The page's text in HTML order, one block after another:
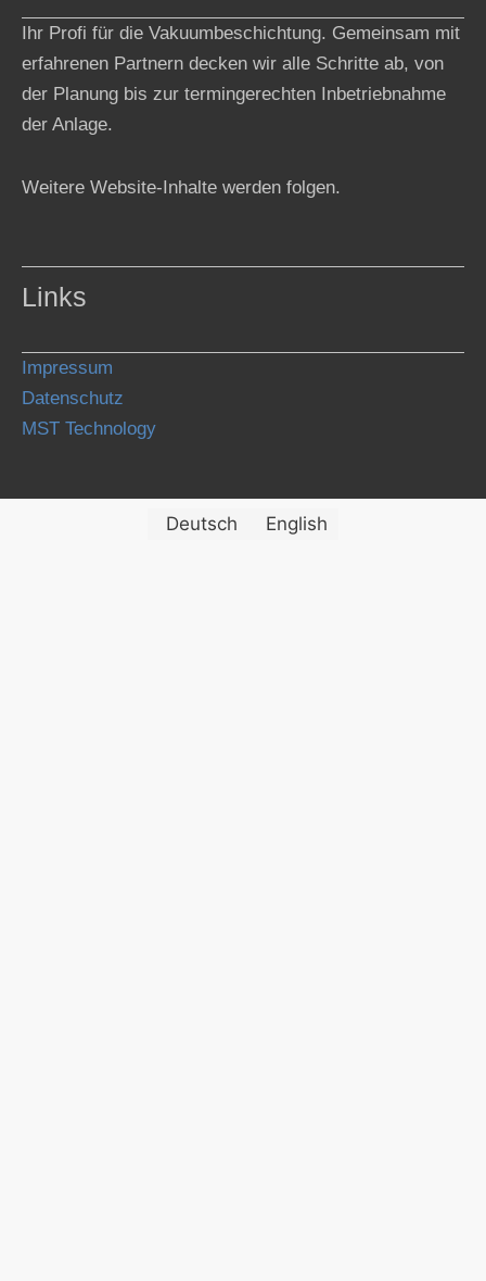
Ihr Profi für die Vakuumbeschichtung. Gemeinsam mit
erfahrenen Partnern decken wir alle Schritte ab, von
der Planung bis zur termingerechten Inbetriebnahme
der Anlage.
Weitere Website-Inhalte werden folgen.
Links
Impressum
Datenschutz
MST Technology
Deutsch English